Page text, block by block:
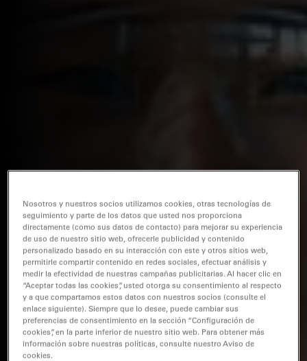
Nosotros y nuestros socios utilizamos cookies, otras tecnologías de
seguimiento y parte de los datos que usted nos proporciona
directamente (como sus datos de contacto) para mejorar su experiencia
de uso de nuestro sitio web, ofrecerle publicidad y contenido
personalizado basado en su interacción con este y otros sitios web,
permitirle compartir contenido en redes sociales, efectuar análisis y
medir la efectividad de nuestras campañas publicitarias. Al hacer clic en
“Aceptar todas las cookies”, usted otorga su consentimiento al respecto
y a que compartamos estos datos con nuestros socios (consulte el
enlace siguiente). Siempre que lo desee, puede cambiar sus
preferencias de consentimiento en la sección “Configuración de
cookies”, en la parte inferior de nuestro sitio web. Para obtener más
información sobre nuestras políticas, consulte nuestro Aviso de
cookies.